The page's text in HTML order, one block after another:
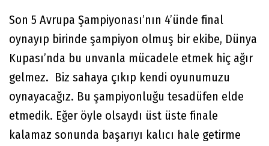
Son 5 Avrupa Şampiyonası’nın 4’ünde final
oynayıp birinde şampiyon olmuş bir ekibe, Dünya
Kupası’nda bu unvanla mücadele etmek hiç ağır
gelmez. Biz sahaya çıkıp kendi oyunumuzu
oynayacağız. Bu şampiyonluğu tesadüfen elde
etmedik. Eğer öyle olsaydı üst üste finale
kalamaz sonunda başarıyı kalıcı hale getirme